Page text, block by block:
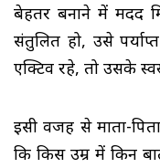
बेहतर बनाने में मदद
संतुलित हो, उसे
एक्टिव रहे, तो उसके
इसी वजह से माता-
कि किस उम्र में किन